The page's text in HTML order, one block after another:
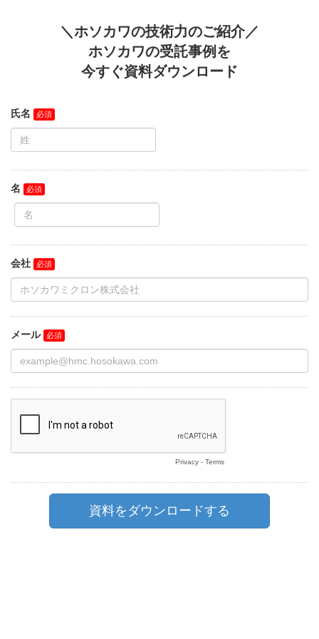
＼ホソカワの技術力のご紹介／
ホソカワの受託事例を
今すぐ資料ダウンロード
氏名
名
会社
メール
Privacy - Terms